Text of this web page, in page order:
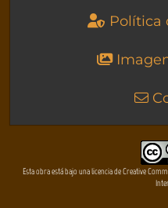
Política
Esta obra está bajo una licencia de Creative